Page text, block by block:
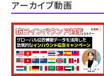
アーカイブ動画